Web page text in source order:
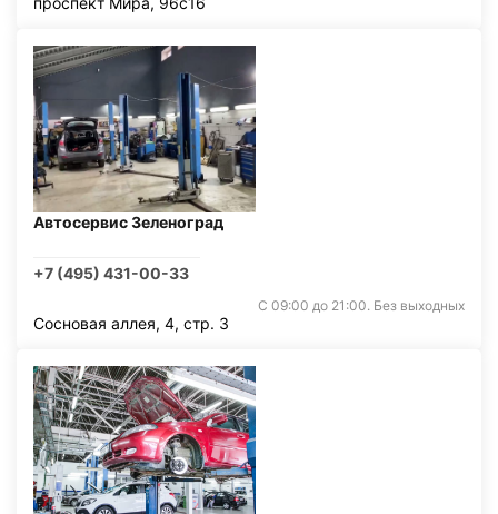
Автосервис Зеленоград
+7 (495) 431-00-33
С 09:00 до 21:00. Без выходных
Сосновая аллея, 4, стр. 3